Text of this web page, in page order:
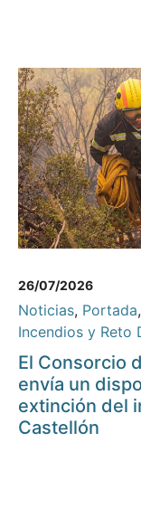
26/07/2026
Noticias, Portada,
Incendios y Reto
El Consorcio
envía un
extinción del
Castellón